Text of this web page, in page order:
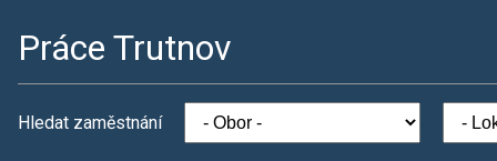
Práce Trutnov
Hledat zaměstnání